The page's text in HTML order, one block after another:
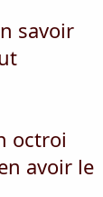
savoir
octroi
avoir le